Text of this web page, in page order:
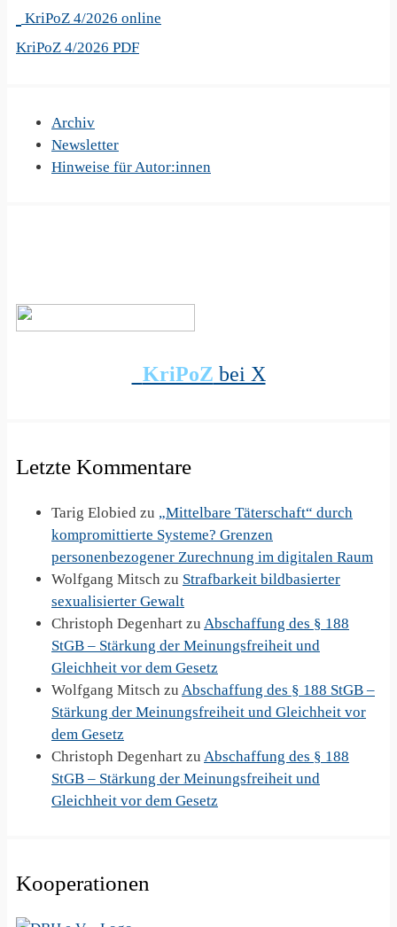
KriPoZ 4/2026 online
KriPoZ 4/2026 PDF
Archiv
Newsletter
Hinweise für Autor:innen
KriPoZ bei X
Letzte Kommentare
Tarig Elobied zu „Mittelbare Täterschaft“ durch
kompromittierte Systeme? Grenzen
personenbezogener Zurechnung im digitalen Raum
Wolfgang Mitsch zu Strafbarkeit bildbasierter
sexualisierter Gewalt
Christoph Degenhart zu Abschaffung des § 188
StGB – Stärkung der Meinungsfreiheit und
Gleichheit vor dem Gesetz
Wolfgang Mitsch zu Abschaffung des § 188 StGB –
Stärkung der Meinungsfreiheit und Gleichheit vor
dem Gesetz
Christoph Degenhart zu Abschaffung des § 188
StGB – Stärkung der Meinungsfreiheit und
Gleichheit vor dem Gesetz
Kooperationen